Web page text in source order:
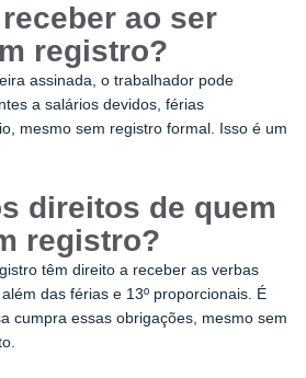
ao ser
registro?
assinada, o trabalhador pode
a salários devidos, férias
mesmo sem registro formal. Isso é um
direitos de quem
registro?
têm direito a receber as verbas
das férias e 13º proporcionais. É
cumpra essas obrigações, mesmo sem